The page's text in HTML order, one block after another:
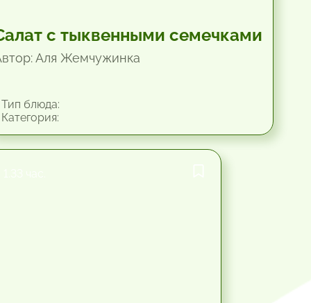
с тыквенными семечками
Аля Жемчужинка
блюда: